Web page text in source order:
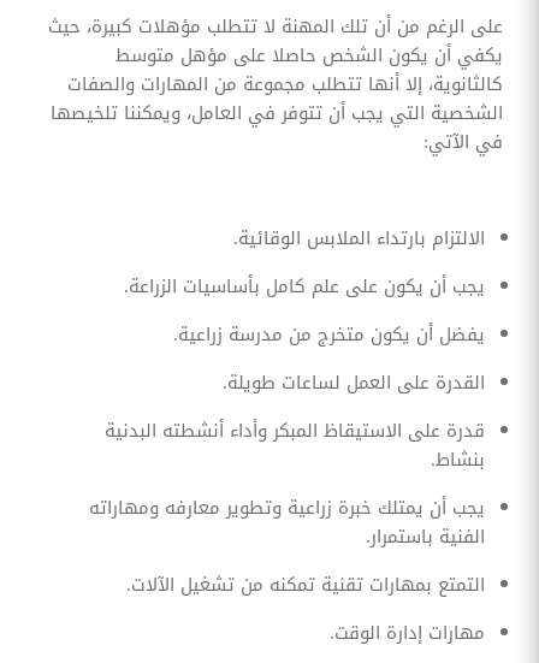
على الرغم من أن تلك المهنة لا تتطلب مؤهلات كبيرة، حيث
يكفي أن يكون الشخص حاصلا على مؤهل متوسط
كالثانوية، إلا أنها تتطلب مجموعة من المهارات والصفات
الشخصية التي يجب أن تتوفر في العامل، ويمكننا تلخيصها
في الآتي:
الالتزام بارتداء الملابس الوقائية.
يجب أن يكون على علم كامل بأساسيات الزراعة.
يفضل أن يكون متخرج من مدرسة زراعية.
القدرة على العمل لساعات طويلة.
قدرة على الاستيقاظ المبكر وأداء أنشطته البدنية
بنشاط.
يجب أن يمتلك خبرة زراعية وتطوير معارفه ومهاراته
الفنية باستمرار.
التمتع بمهارات تقنية تمكنه من تشغيل الآلات.
مهارات إدارة الوقت.